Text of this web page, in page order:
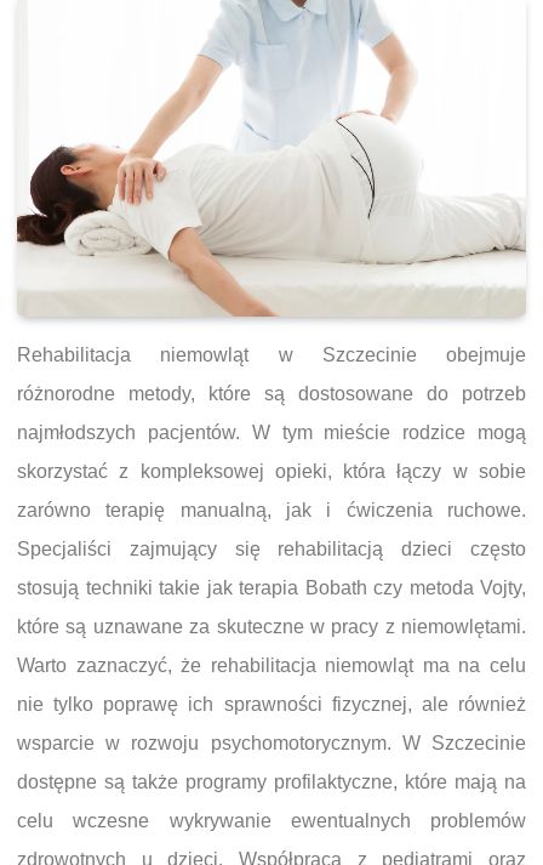
Rehabilitacja niemowląt w Szczecinie obejmuje
różnorodne metody, które są dostosowane do potrzeb
najmłodszych pacjentów. W tym mieście rodzice mogą
skorzystać z kompleksowej opieki, która łączy w sobie
zarówno terapię manualną, jak i ćwiczenia ruchowe.
Specjaliści zajmujący się rehabilitacją dzieci często
stosują techniki takie jak terapia Bobath czy metoda Vojty,
które są uznawane za skuteczne w pracy z niemowlętami.
Warto zaznaczyć, że rehabilitacja niemowląt ma na celu
nie tylko poprawę ich sprawności fizycznej, ale również
wsparcie w rozwoju psychomotorycznym. W Szczecinie
dostępne są także programy profilaktyczne, które mają na
celu wczesne wykrywanie ewentualnych problemów
zdrowotnych u dzieci. Współpraca z pediatrami oraz